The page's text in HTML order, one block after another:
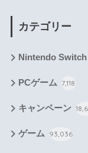
カテゴリー
Nintendo Switch
PCゲーム 7,118
キャンペーン
ゲーム 93,036